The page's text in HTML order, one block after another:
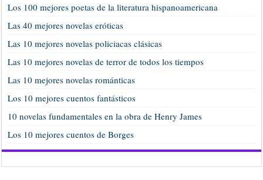
Los 100 mejores poetas de la literatura hispanoamericana
Las 40 mejores novelas eróticas
Las 10 mejores novelas policiacas clásicas
Las 10 mejores novelas de terror de todos los tiempos
Las 10 mejores novelas románticas
Los 10 mejores cuentos fantásticos
10 novelas fundamentales en la obra de Henry James
Los 10 mejores cuentos de Borges